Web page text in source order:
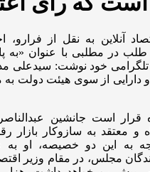
آنلاین به نقل از فرارو،
طلب در مطلبی با عنوان
تلگرامی خود نوشت: سیدعلی
و دارایی از سوی هیئت دولت
قرار است جانشین
و معتقد به سازوکار بازار
به این دو خصیصه، او
مجلس، در مقام وزیر